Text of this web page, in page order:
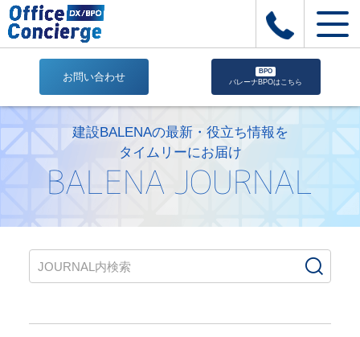
塗
業
社
Office
Concierge
お問い合わせ BPO
バレーナBPOはこちら
建設BALENAの最新・役立ち情報を
タイムリーにお届け
BALENA JOURNAL